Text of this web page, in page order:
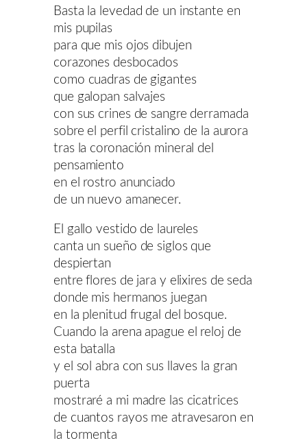
Basta la levedad de un instante en
mis pupilas
para que mis ojos dibujen
corazones desbocados
como cuadras de gigantes
que galopan salvajes
con sus crines de sangre derramada
sobre el perfil cristalino de la aurora
tras la coronación mineral del
pensamiento
en el rostro anunciado
de un nuevo amanecer.
El gallo vestido de laureles
canta un sueño de siglos que
despiertan
entre flores de jara y elixires de seda
donde mis hermanos juegan
en la plenitud frugal del bosque.
Cuando la arena apague el reloj de
esta batalla
y el sol abra con sus llaves la gran
puerta
mostraré a mi madre las cicatrices
de cuantos rayos me atravesaron en
la tormenta